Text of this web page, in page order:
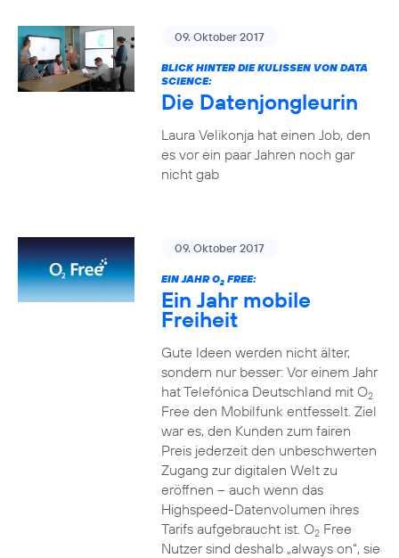
09. Oktober 2017
BLICK HINTER DIE KULISSEN VON DATA
SCIENCE:
Die Datenjongleurin
Laura Velikonja hat einen Job, den
es vor ein paar Jahren noch gar
nicht gab
09. Oktober 2017
EIN JAHR O2FREE:
Ein Jahr mobile
Freiheit
Gute Ideen werden nicht älter,
sondern nur besser: Vor einem Jahr
hat Telefónica Deutschland mit O2
Free den Mobilfunk entfesselt. Ziel
war es, den Kunden zum fairen
Preis jederzeit den unbeschwerten
Zugang zur digitalen Welt zu
eröffnen – auch wenn das
Highspeed-Datenvolumen ihres
Tarifs aufgebraucht ist. O2Free
Nutzer sind deshalb „always on“, sie